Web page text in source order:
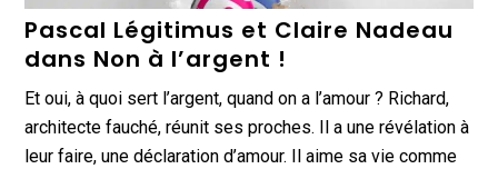
Pascal Légitimus et Claire Nadeau
dans Non à l’argent !
Et oui, à quoi sert l’argent, quand on a l’amour ? Richard,
architecte fauché, réunit ses proches. Il a une révélation à
leur faire, une déclaration d’amour. Il aime sa vie comme